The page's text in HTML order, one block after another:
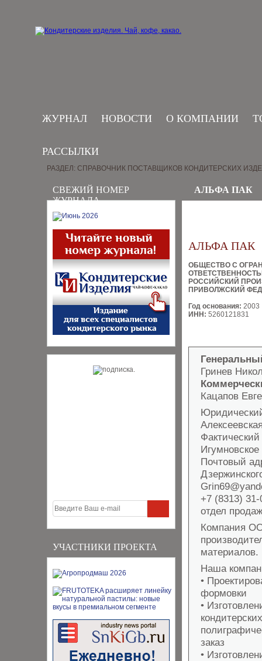
ЖУРНАЛ НОВОСТИ О КОМПАНИИ
РАССЫЛКИ
СВЕЖИЙ НОМЕР
ЖУРНАЛА
УЧАСТНИКИ ПРОЕКТА
РАЗДЕЛ: СПРАВОЧНИК ПОСТАВЩИКОВ КОНДИТЕРСКИХ
АЛЬФА ПАК
АЛЬФА ПАК
ОБЩЕСТВО С
РОССИЙСКИЙ
ПРИВОЛЖСКИЙ
Год основания: 2003
ИНН: 5260121831
Гринев
Кацапов
Почтовый
+7 (8313)
отдел
Компания
материалов.
Наша
•
формовки
•
заказ
•